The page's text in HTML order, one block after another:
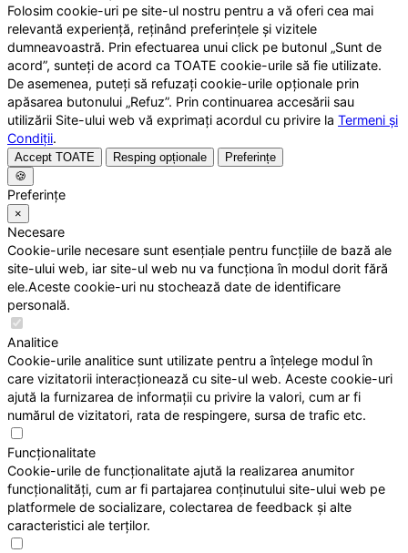
Folosim cookie-uri pe site-ul nostru pentru a vă oferi cea mai
relevantă experiență, reținând preferințele și vizitele
dumneavoastră. Prin efectuarea unui click pe butonul „Sunt de
acord”, sunteți de acord ca TOATE cookie-urile să fie utilizate.
De asemenea, puteți să refuzați cookie-urile opționale prin
apăsarea butonului „Refuz”. Prin continuarea accesării sau
utilizării Site-ului web vă exprimați acordul cu privire la Termeni și
Condiții.
Accept TOATE Resping opționale
Preferințe
🍪
Preferințe
×
Necesare
Cookie-urile necesare sunt esențiale pentru funcțiile de bază ale
site-ului web, iar site-ul web nu va funcționa în modul dorit fără
ele.Aceste cookie-uri nu stochează date de identificare
personală.
Analitice
Cookie-urile analitice sunt utilizate pentru a înțelege modul în
care vizitatorii interacționează cu site-ul web. Aceste cookie-uri
ajută la furnizarea de informații cu privire la valori, cum ar fi
numărul de vizitatori, rata de respingere, sursa de trafic etc.
Funcționalitate
Cookie-urile de funcționalitate ajută la realizarea anumitor
funcționalități, cum ar fi partajarea conținutului site-ului web pe
platformele de socializare, colectarea de feedback și alte
caracteristici ale terților.